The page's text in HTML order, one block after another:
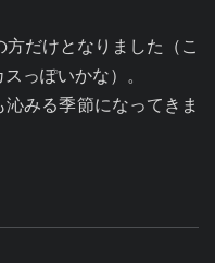
だけとなりました（こ
っぽいかな）。
みる季節になってきま